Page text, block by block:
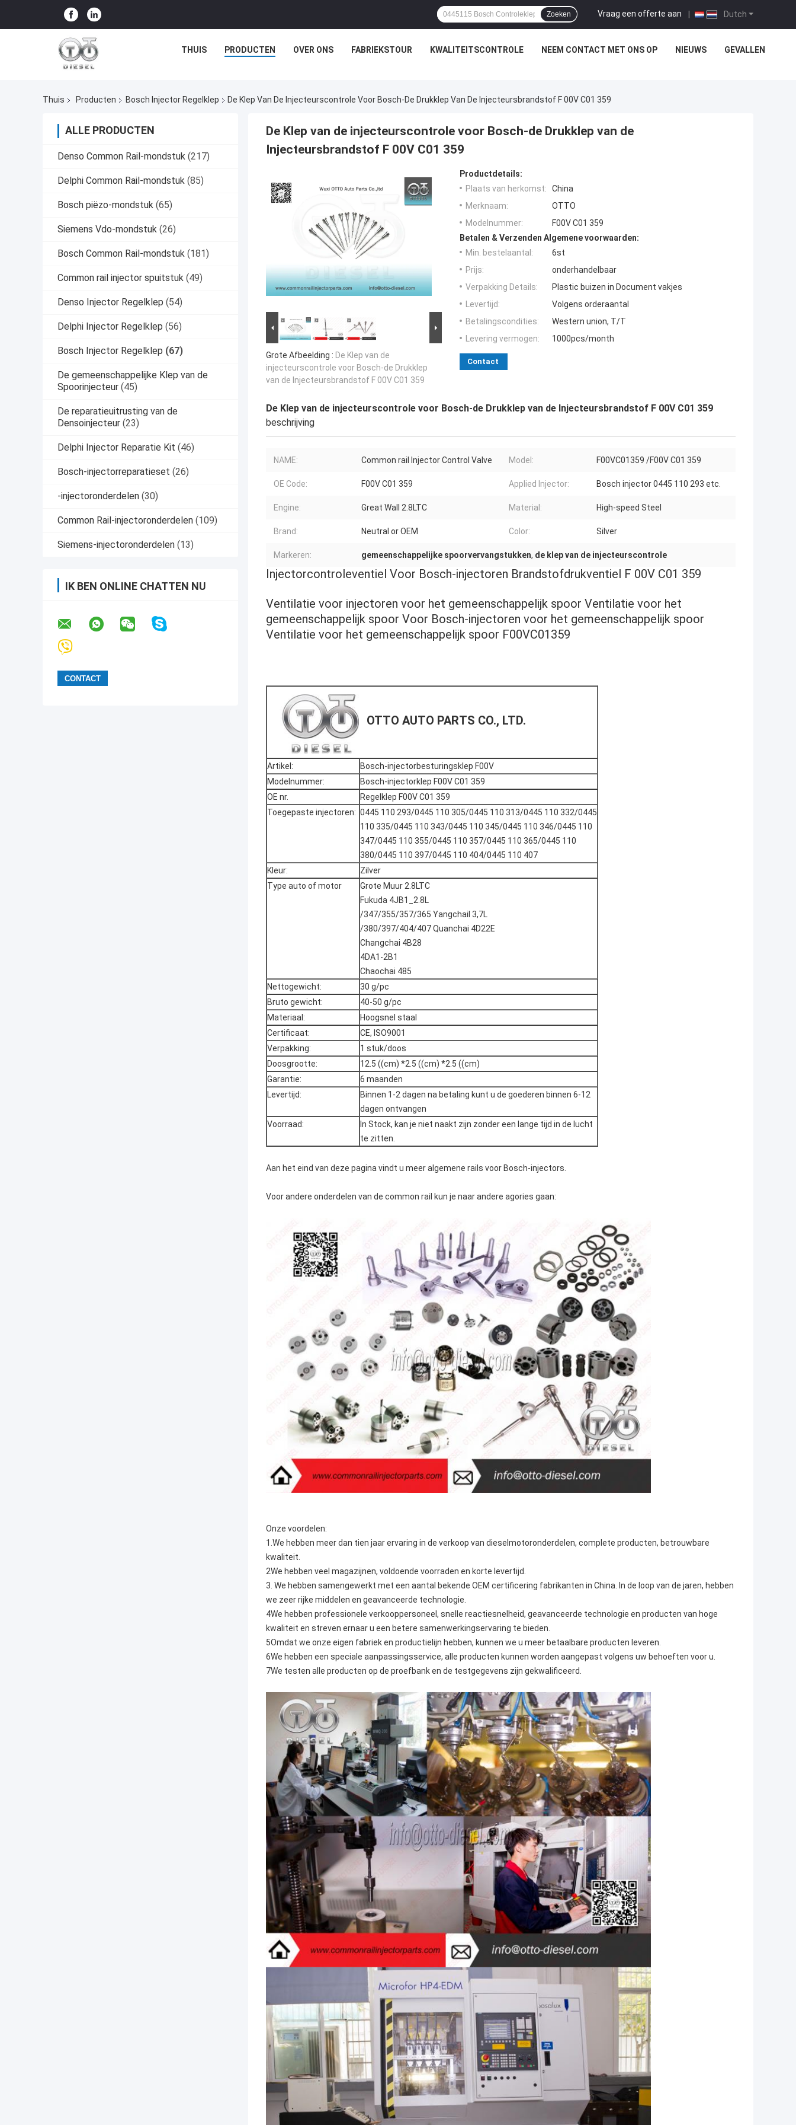
Dutch
Vraag een offerte aan |
Zoeken
THUIS PRODUCTEN OVER ONS FABRIEKSTOUR KWALITEITSCONTROLE NEEM CONTACT MET ONS OP NIEUWS GEVALLEN
Thuis Producten Bosch Injector Regelklep De Klep Van De Injecteurscontrole Voor Bosch-De Drukklep Van De Injecteursbrandstof F 00V C01 359
ALLE PRODUCTEN
Denso Common Rail-mondstuk (217)
Delphi Common Rail-mondstuk (85)
Bosch piëzo-mondstuk (65)
Siemens Vdo-mondstuk (26)
Bosch Common Rail-mondstuk (181)
Common rail injector spuitstuk (49)
Denso Injector Regelklep (54)
Delphi Injector Regelklep (56)
Bosch Injector Regelklep (67)
De gemeenschappelijke Klep van de
Spoorinjecteur (45)
De reparatieuitrusting van de
Densoinjecteur (23)
Delphi Injector Reparatie Kit (46)
Bosch-injectorreparatieset (26)
-injectoronderdelen (30)
Common Rail-injectoronderdelen (109)
Siemens-injectoronderdelen (13)
IK BEN ONLINE CHATTEN NU
De Klep van de injecteurscontrole voor Bosch-de Drukklep van de
Injecteursbrandstof F 00V C01 359
Grote Afbeelding : De Klep van de
injecteurscontrole voor Bosch-de Drukklep
van de Injecteursbrandstof F 00V C01 359
Productdetails:
Plaats van herkomst:
China
Merknaam:
OTTO
Modelnummer:
F00V C01 359
Betalen & Verzenden Algemene voorwaarden:
Min. bestelaantal:
6st
Prijs:
onderhandelbaar
Verpakking Details:
Plastic buizen in Document vakjes
Levertijd:
Volgens orderaantal
Betalingscondities:
Western union, T/T
Levering vermogen:
1000pcs/month
Contact
De Klep van de injecteurscontrole voor Bosch-de Drukklep van de Injecteursbrandstof F 00V C01 359
beschrijving
NAME: Common rail Injector Control Valve Model: F00VC01359 /F00V C01 359
OE Code: F00V C01 359 Applied Injector: Bosch injector 0445 110 293 etc.
Engine: Great Wall 2.8LTC Material: High-speed Steel
Brand: Neutral or OEM Color: Silver
Markeren: gemeenschappelijke spoorvervangstukken, de klep van de injecteurscontrole
Injectorcontroleventiel Voor Bosch-injectoren Brandstofdrukventiel F 00V C01 359
Ventilatie voor injectoren voor het gemeenschappelijk spoor Ventilatie voor het
gemeenschappelijk spoor Voor Bosch-injectoren voor het gemeenschappelijk spoor
Ventilatie voor het gemeenschappelijk spoor F00VC01359
OTTO AUTO PARTS CO., LTD.
Artikel:
Bosch-injectorbesturingsklep F00V
Modelnummer:
Bosch-injectorklep F00V C01 359
OE nr.
Regelklep F00V C01 359
Toegepaste injectoren: 0445 110 293/0445 110 305/0445 110 313/0445 110 332/0445
110 335/0445 110 343/0445 110 345/0445 110 346/0445 110
347/0445 110 355/0445 110 357/0445 110 365/0445 110
380/0445 110 397/0445 110 404/0445 110 407
Kleur:
Zilver
Type auto of motor
Grote Muur 2.8LTC
Fukuda 4JB1_2.8L
/347/355/357/365 YangchaiI 3,7L
/380/397/404/407 Quanchai 4D22E
Changchai 4B28
4DA1-2B1
Chaochai 485
Nettogewicht:
30 g/pc
Bruto gewicht:
40-50 g/pc
Materiaal:
Hoogsnel staal
Certificaat:
CE, ISO9001
Verpakking:
1 stuk/doos
Doosgrootte:
12.5 ((cm) *2.5 ((cm) *2.5 ((cm)
Garantie:
6 maanden
Levertijd:
Binnen 1-2 dagen na betaling kunt u de goederen binnen 6-12
dagen ontvangen
Voorraad:
In Stock, kan je niet naakt zijn zonder een lange tijd in de lucht
te zitten.
Aan het eind van deze pagina vindt u meer algemene rails voor Bosch-injectors.
Voor andere onderdelen van de common rail kun je naar andere agories gaan:
Onze voordelen:
1.We hebben meer dan tien jaar ervaring in de verkoop van dieselmotoronderdelen, complete producten, betrouwbare
kwaliteit.
2We hebben veel magazijnen, voldoende voorraden en korte levertijd.
3. We hebben samengewerkt met een aantal bekende OEM certificering fabrikanten in China. In de loop van de jaren, hebben
we zeer rijke middelen en geavanceerde technologie.
4We hebben professionele verkooppersoneel, snelle reactiesnelheid, geavanceerde technologie en producten van hoge
kwaliteit en streven ernaar u een betere samenwerkingservaring te bieden.
5Omdat we onze eigen fabriek en productielijn hebben, kunnen we u meer betaalbare producten leveren.
6We hebben een speciale aanpassingsservice, alle producten kunnen worden aangepast volgens uw behoeften voor u.
7We testen alle producten op de proefbank en de testgegevens zijn gekwalificeerd.